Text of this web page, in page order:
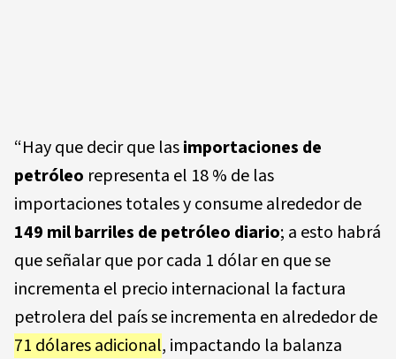
“Hay que decir que lasimportaciones de
petróleo representa el 18 % de las
importaciones totales y consume alrededor de
149 mil barriles de petróleo diario; a esto habrá
que señalar que por cada 1 dólar en que se
incrementa el precio internacional la factura
petrolera del país se incrementa en alrededor de
71 dólares adicional, impactando la balanza